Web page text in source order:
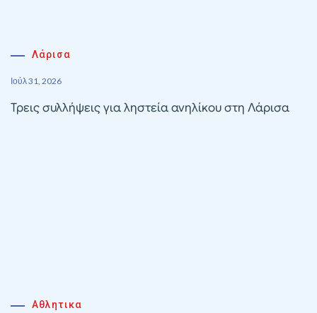
Λάρισα
Ιούλ 31, 2026
Τρεις συλλήψεις για ληστεία ανηλίκου στη Λάρισα
Αθλητικα